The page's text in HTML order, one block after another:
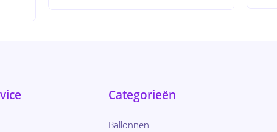
Categorieën
Ballonnen